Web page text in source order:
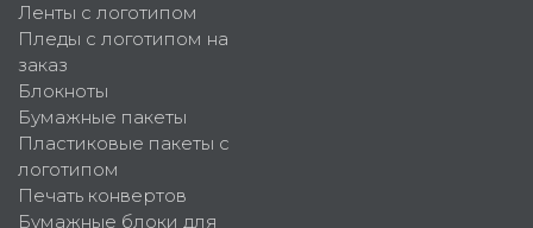
Ленты с логотипом
Пледы с логотипом на
заказ
Блокноты
Бумажные пакеты
Пластиковые пакеты с
логотипом
Печать конвертов
Бумажные блоки для